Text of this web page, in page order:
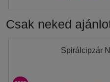
Csak neked
Spirálcipzár